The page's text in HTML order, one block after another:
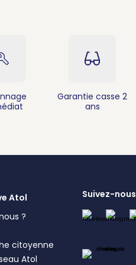
Garantie casse 2
ans
Atol
?
citoyenne
Atol
Suivez-nous